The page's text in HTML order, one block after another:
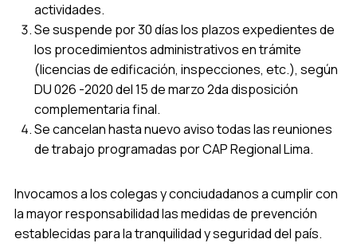
actividades.
Se suspende por 30 días los plazos expedientes de
los procedimientos administrativos en trámite
(licencias de edificación, inspecciones, etc.), según
DU 026 -2020 del 15 de marzo 2da disposición
complementaria final.
Se cancelan hasta nuevo aviso todas las reuniones
de trabajo programadas por CAP Regional Lima.
Invocamos a los colegas y conciudadanos a cumplir con
la mayor responsabilidad las medidas de prevención
establecidas para la tranquilidad y seguridad del país.